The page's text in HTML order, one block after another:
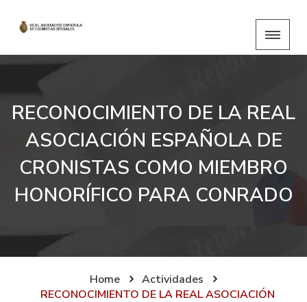
RECONOCIMIENTO DE LA REAL
ASOCIACIÓN ESPAÑOLA DE
CRONISTAS COMO MIEMBRO
HONORÍFICO PARA CONRADO
Home
Actividades
RECONOCIMIENTO DE LA REAL ASOCIACIÓN